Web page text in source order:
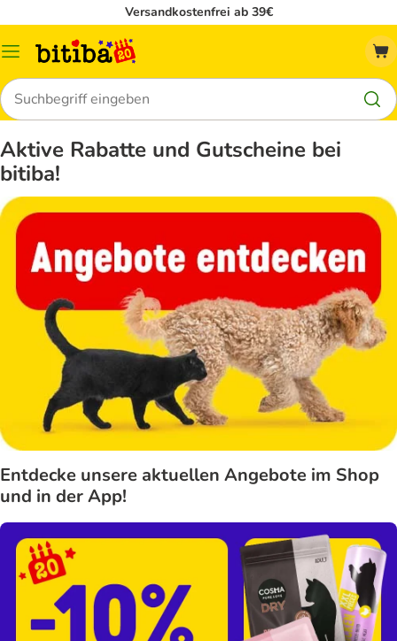
Versandkostenfrei ab 39€
Menü
Suchen
Aktive Rabatte und Gutscheine bei
bitiba!
Entdecke unsere aktuellen Angebote im Shop
und in der App!